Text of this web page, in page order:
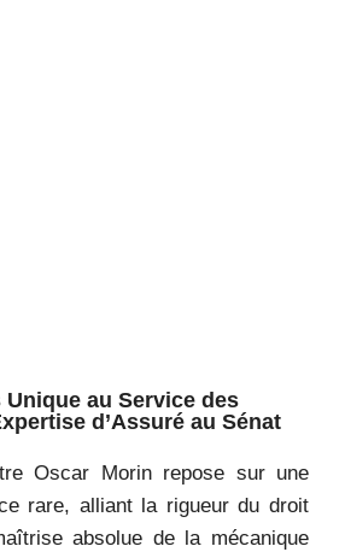
au Service des
d’Assuré au Sénat
Oscar Morin repose sur une
rare, alliant la rigueur du droit
absolue de la mécanique